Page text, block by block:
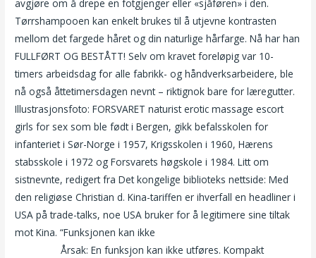
avgjøre om å drepe en fotgjenger eller «sjåføren» i den.
Tørrshampooen kan enkelt brukes til å utjevne kontrasten
mellom det fargede håret og din naturlige hårfarge. Nå har han
FULLFØRT OG BESTÅTT! Selv om kravet foreløpig var 10-
timers arbeidsdag for alle fabrikk- og håndverksarbeidere, ble
nå også åttetimersdagen nevnt – riktignok bare for læregutter.
Illustrasjonsfoto: FORSVARET naturist erotic massage escort
girls for sex som ble født i Bergen, gikk befalsskolen for
infanteriet i Sør-Norge i 1957, Krigsskolen i 1960, Hærens
stabsskole i 1972 og Forsvarets høgskole i 1984. Litt om
sistnevnte, redigert fra Det kongelige biblioteks nettside: Med
den religiøse Christian d. Kina-tariffen er ihverfall en headliner i
USA på trade-talks, noe USA bruker for å legitimere sine tiltak
mot Kina. “Funksjonen kan ikke
Årsak: En funksjon kan ikke utføres. Kompakt